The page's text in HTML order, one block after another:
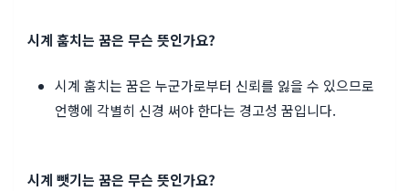
시계 훔치는 꿈은 무슨 뜻인가요?
시계 훔치는 꿈은 누군가로부터 신뢰를 잃을 수 있으므로
언행에 각별히 신경 써야 한다는 경고성 꿈입니다.
시계 뺏기는 꿈은 무슨 뜻인가요?